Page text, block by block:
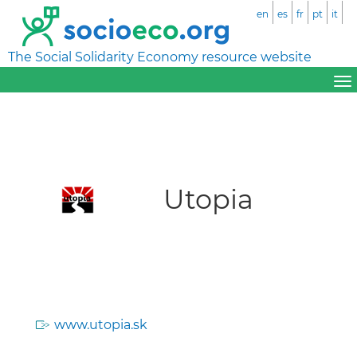
The Social Solidarity Economy resource website
en es fr pt it
Utopia
www.utopia.sk